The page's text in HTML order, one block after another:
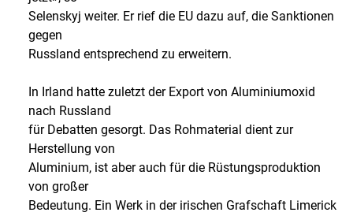
Selenskyj weiter. Er rief die EU dazu auf, die Sanktionen
gegen
Russland entsprechend zu erweitern.
In Irland hatte zuletzt der Export von Aluminiumoxid
nach Russland
für Debatten gesorgt. Das Rohmaterial dient zur
Herstellung von
Aluminium, ist aber auch für die Rüstungsproduktion
von großer
Bedeutung. Ein Werk in der irischen Grafschaft Limerick